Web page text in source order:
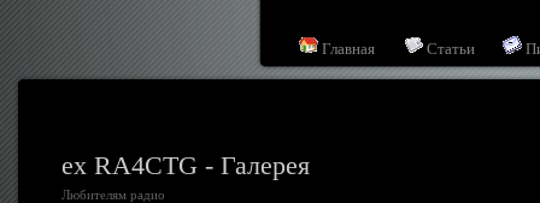
Главная Статьи
ex RA4CTG - Галерея
Любителям радио